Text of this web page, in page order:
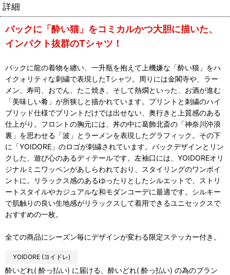
詳細
バックに「酔い猫」をコミカルかつ大胆に描いた、
インパクト抜群のTシャツ！
バックに龍の着物を纏い、一升瓶を抱えて上機嫌な「酔い猫」をハ
イクォリティな刺繍で表現したTシャツ。周りには金閣寺や、ラー
メン、寿司、おでん、たこ焼き、そして熱燗といった、お酒が進む
「美味しい肴」が所狭しと描かれています。プリントと刺繍のハイ
ブリッド仕様でプリントだけでは出せない、奥行きと上質感のある
仕上がり。フロントの胸元には、丼の中に葛飾北斎の「神奈川沖浪
裏」を思わせる「波」とラーメンを表現したグラフィック。その下
に「YOIDORE」のロゴが刺繍されています。バックデザインとリン
クした、遊び心のあるディテールです。左袖口には、YOIDOREオリ
ジナルミニワッペンがあしらわれており、スタイリングのワンポイ
ントに。リラックス感のあるゆったりとしたシルエットで、ストリ
ートスタイルやカジュアルな和モダンコーデに最適です。シルキー
で肌触りの良い生地感がリラックスして着用できるユニセックスで
おすすめの一枚。
全ての商品にシーズン毎にデザインが変わる限定ステッカー付き。
YOIDORE (ヨイドレ)
酔いどれ( 酔っ払い) に届ける、酔いどれ( 酔っ払い) の為のブラン